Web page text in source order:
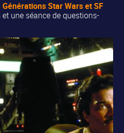
Générations Star Wars et SF
une séance de questions-